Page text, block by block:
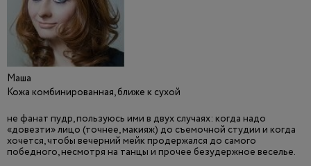
Маша
Кожа комбинированная, ближе к сухой
не фанат пудр, пользуюсь ими в двух случаях: когда надо
«довезти» лицо (точнее, макияж) до съемочной студии и когда
хочется, чтобы вечерний мейк продержался до самого
победного, несмотря на танцы и прочее безудержное веселье.